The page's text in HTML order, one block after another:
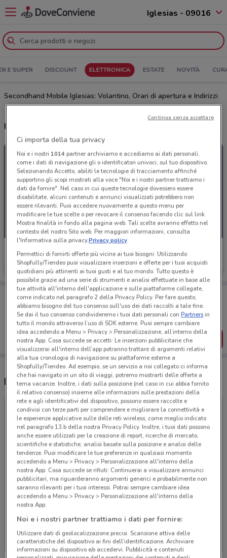
Iglesias - 09016
E SUPER DISCOUNT ELETTRONICA ESTATE NOVITÀ
Secondhand Mobile Iglesias: Volantino, Orari di apertura e Indirizzi
Ultime offerte del volantino Secondhand Mobile
Secondhand Mobile
Scade il 21/09
Porta DoveConviene sempre con te!
Puoi trovare le migliori offerte dei negozi vicino a te,
salvarle e creare la tua lista del risparmio, comodamente
dal tuo cellulare.
SCARICA L’APP
Negozi Secondhand Mobile a Iglesias
Non ci sono negozi nelle vicinanze
Ci importa della tua privacy
Noi e i nostri 1014partner archiviamo e accediamo ai dati personali,
come i dati di navigazione gli o identificatori univoci, sul tuo dispositivo.
Selezionando Accetto, abiliti le tecnologie di tracciamento affinché
supportino gli scopi mostrati alla voce "Noi e i nostri partner trattiamo i
dati da fornire". Nel caso in cui queste tecnologie dovessero essere
disabilitate, alcuni contenuti e annunci visualizzati potrebbero non
essere rilevanti. Puoi accedere nuovamente a questo menu per
modificare le tue scelte o per revocare il consenso facendo clic sul link
Mostra finalità in fondo alla pagina web. Tali scelte avranno effetto nel
contesto del nostro Sito web. Per maggiori informazioni, consulta
l'Informativa sulla privacy.Privacy policy
Permettici di fornirti offerte più vicine ai tuoi bisogni: Utilizzando
Shopfully/Tiendeo puoi visualizzare inserzioni e offerte per i tuoi acquisti
quotidiani più attinenti ai tuoi gusti e al tuo mondo. Tutto questo è
possibile grazie ad una serie di strumenti e analisi effettuate in base alle
tue attività all'interno dell'applicazione e sulle piattaforme collegate,
come indicato nel paragrafo 2 della Privacy Policy. Per fare questo,
abbiamo bisogno del tuo consenso sull'uso dei dati raccolti a tale fine.
Se dai il tuo consenso condivideremo i tuoi dati personali conPartnersin
tutto il mondo attraverso l’uso di SDK esterne. Puoi sempre cambiare
idea accedendo a Menu > Privacy > Personalizzazione, all’interno della
nostra App. Cosa succede se accetti: Le inserzioni pubblicitarie che
visualizzerai all'interno dell’app potranno trattare di argomenti relativi
alla tua cronologia di navigazione su piattaforme esterne a
Shopfully/Tiendeo. Ad esempio, se un servizio a noi collegato ci informa
che hai navigato in un sito di viaggi, potremo mostrarti delle offerte a
tema vacanze. Inoltre, i dati sulla posizione (nel caso in cui abbia fornito
il relativo consenso) insieme alle informazioni sulle prestazioni della
rete e agli identificativi del dispositivo, possono essere raccolte e
condivisi con terze parti per comprendere e migliorare la connettività e
le esperienze applicative sulle delle reti wireless, come meglio indicato
nel paragrafo 13.b della nostra Privacy Policy. Inoltre, i tuoi dati possono
anche essere utilizzati per la creazione di report, ricerche di mercato,
scientifiche e statistiche, analisi basate sulla posizione e analisi delle
tendenze. Puoi modificare le tue preferenze in qualsiasi momento
accedendo a Menu > Privacy > Personalizzazione all'interno della
nostra App. Cosa succede se rifiuti: Continuerai a visualizzare annunci
pubblicitari, ma riguarderanno argomenti generici e probabilmente non
saranno rilevanti per i tuoi interessi. Potrai sempre cambiare idea
accedendo a Menu > Privacy > Personalizzazione all'interno della
nostra App.
Noi e i nostri partner trattiamo i dati per fornire:
Utilizzare dati di geolocalizzazione precisi. Scansione attiva delle
caratteristiche del dispositivo ai fini dell’identificazione. Archiviare
informazioni su dispositivo e/o accedervi. Pubblicità e contenuti
Continua senza accettare